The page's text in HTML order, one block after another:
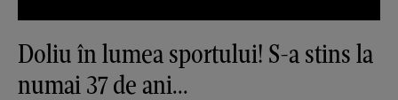
Doliu în lumea sportului! S-a stins la
numai 37 de ani...